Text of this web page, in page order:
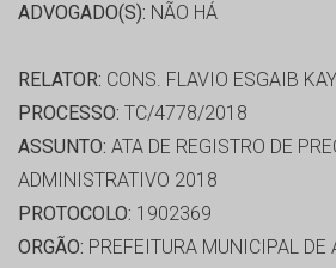
ADVOGADO(S): NÃO HÁ
RELATOR: CONS. FLAVIO ESGAIB
PROCESSO: TC/4778/2018
ASSUNTO: ATA DE REGISTRO DE
ADMINISTRATIVO 2018
PROTOCOLO: 1902369
ORGÃO: PREFEITURA MUNICIPAL DE